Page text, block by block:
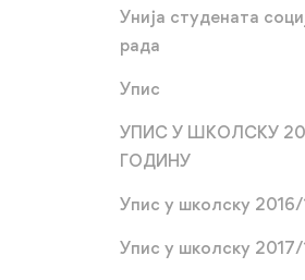
Унија студената
рада
Упис
УПИС У ШКОЛСКУ
ГОДИНУ
Упис у школску 2016/
Упис у школску 2017/